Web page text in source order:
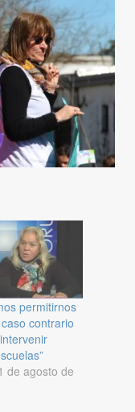
permitirnos
contrario
de agosto de